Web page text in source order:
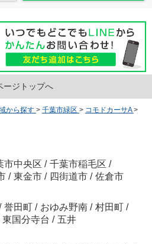
ージトップへ
から探す > 千葉市緑区 > コモドカーサA >
市中央区 / 千葉市稲毛区 /
/ 東金市 / 四街道市 / 佐倉市
誉田町 / おゆみ野南 / 村田町 /
東国分寺台 / 五井